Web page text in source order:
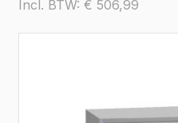
Incl. BTW: € 506,99